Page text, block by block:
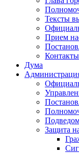
Тексты
Прием
Контакты
Дума
Защита